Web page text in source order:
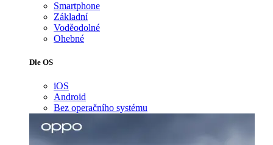
Smartphone
Základní
Voděodolné
Ohebné
Dle OS
iOS
Android
Bez operačního systému